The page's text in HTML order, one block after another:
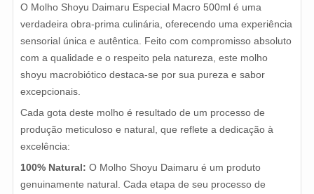
O Molho Shoyu Daimaru Especial Macro 500ml é uma
verdadeira obra-prima culinária, oferecendo uma experiência
sensorial única e autêntica. Feito com compromisso absoluto
com a qualidade e o respeito pela natureza, este molho
shoyu macrobiótico destaca-se por sua pureza e sabor
excepcionais.
Cada gota deste molho é resultado de um processo de
produção meticuloso e natural, que reflete a dedicação à
excelência:
100% Natural: O Molho Shoyu Daimaru é um produto
genuinamente natural. Cada etapa de seu processo de